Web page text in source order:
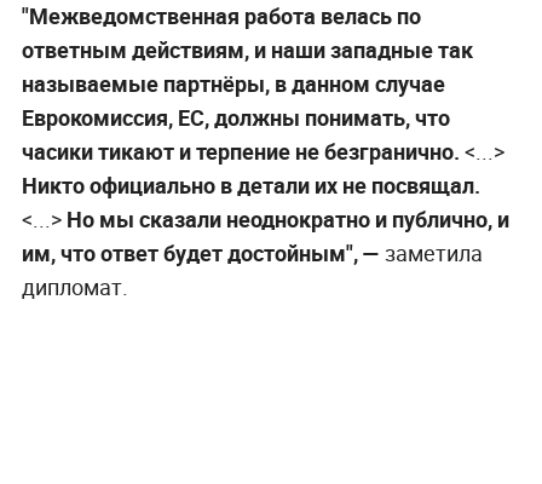
"Межведомственная работа велась по
ответным действиям, и наши западные так
называемые партнёры, в данном случае
Еврокомиссия, ЕС, должны понимать, что
часики тикают и терпение не безгранично. <...>
Никто официально в детали их не посвящал.
<...>Но мы сказали неоднократно и публично, и
им, что ответ будет достойным", — заметила
дипломат.